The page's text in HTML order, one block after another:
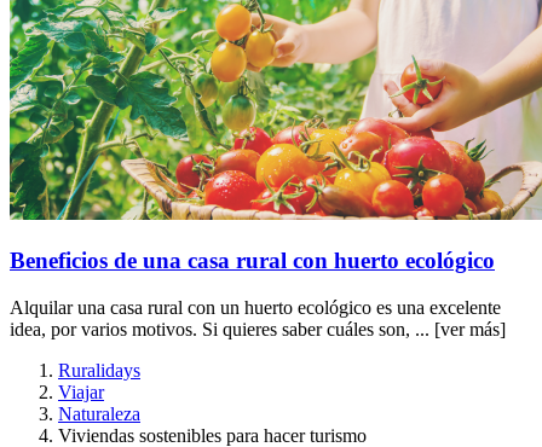
Beneficios de una casa rural con huerto ecológico
Alquilar una casa rural con un huerto ecológico es una excelente
idea, por varios motivos. Si quieres saber cuáles son, ... [ver más]
Ruralidays
Viajar
Naturaleza
Viviendas sostenibles para hacer turismo